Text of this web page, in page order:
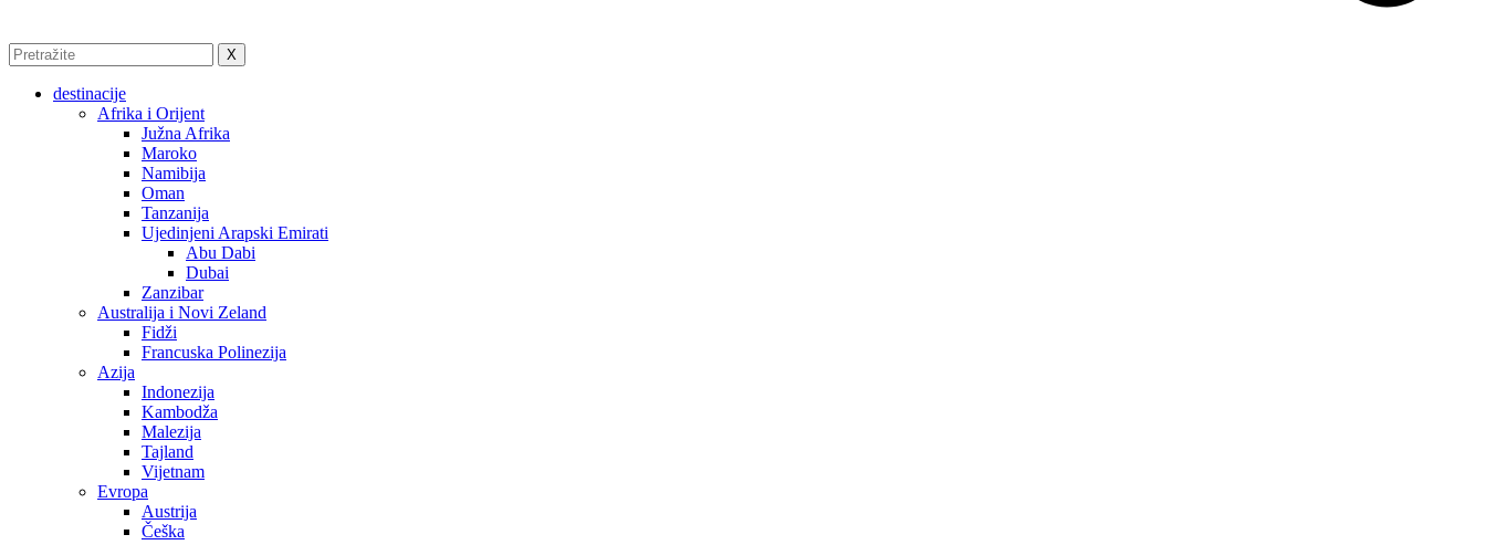
X
destinacije
Afrika i Orijent
Južna Afrika
Maroko
Namibija
Oman
Tanzanija
Ujedinjeni Arapski Emirati
Abu Dabi
Dubai
Zanzibar
Australija i Novi Zeland
Fidži
Francuska Polinezija
Azija
Indonezija
Kambodža
Malezija
Tajland
Vijetnam
Evropa
Austrija
Češka